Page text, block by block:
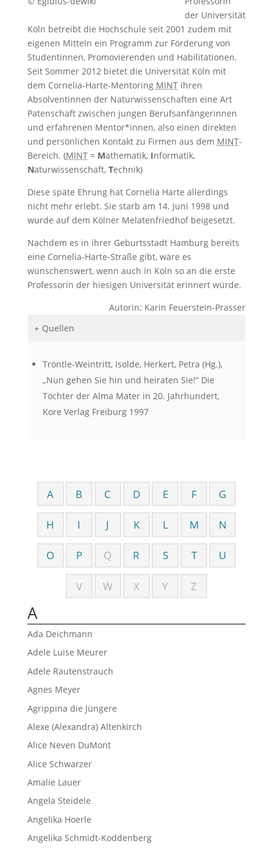
der Universität
Köln betreibt die Hochschule seit 2001 zudem mit
eigenen Mitteln ein Programm zur Förderung von
Studentinnen, Promovierenden und Habilitationen.
Seit Sommer 2012 bietet die Universität Köln mit
dem Cornelia-Harte-Mentoring MINTihren
Absolventinnen der Naturwissenschaften eine Art
Patenschaft zwischen jungen Berufsanfängerinnen
und erfahrenen Mentor*innen, also einen direkten
und persönlichen Kontakt zu Firmen aus dem MINT-
Bereich. (MINT= Mathematik, Informatik,
Naturwissenschaft, Technik)
Diese späte Ehrung hat Cornelia Harte allerdings
nicht mehr erlebt. Sie starb am 14. Juni 1998 und
wurde auf dem Kölner Melatenfriedhof beigesetzt.
Nachdem es in ihrer Geburtsstadt Hamburg bereits
eine Cornelia-Harte-Straße gibt, wäre es
wünschenswert, wenn auch in Köln so an die erste
Professorin der hiesigen Universität erinnert würde.
Autorin: Karin Feuerstein-Prasser
Quellen
Tröntle-Weintritt, Isolde, Herkert, Petra (Hg.),
„Nun gehen Sie hin und heiraten Sie!“ Die
Töchter der Alma Mater in 20. Jahrhundert,
Kore Verlag Freiburg 1997
A B C D E F G
H I J K L M N
O P Q R S T U
V W X Y Z
A
Ada Deichmann
Adele Luise Meurer
Adele Rautenstrauch
Agnes Meyer
Agrippina die Jüngere
Alexe (Alexandra) Altenkirch
Alice Neven DuMont
Alice Schwarzer
Amalie Lauer
Angela Steidele
Angelika Hoerle
Angelika Schmidt-Koddenberg